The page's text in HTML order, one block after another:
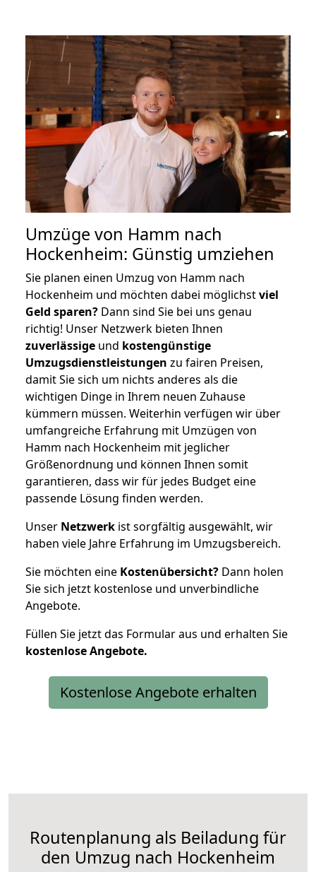
Umzüge von Hamm nach
Hockenheim: Günstig umziehen
Sie planen einen Umzug von Hamm nach
Hockenheim und möchten dabei möglichstviel
Geld sparen? Dann sind Sie bei uns genau
richtig! Unser Netzwerk bieten Ihnen
zuverlässige und kostengünstige
Umzugsdienstleistungen zu fairen Preisen,
damit Sie sich um nichts anderes als die
wichtigen Dinge in Ihrem neuen Zuhause
kümmern müssen. Weiterhin verfügen wir über
umfangreiche Erfahrung mit Umzügen von
Hamm nach Hockenheim mit jeglicher
Größenordnung und können Ihnen somit
garantieren, dass wir für jedes Budget eine
passende Lösung finden werden.
Unser Netzwerk ist sorgfältig ausgewählt, wir
haben viele Jahre Erfahrung im Umzugsbereich.
Sie möchten eine Kostenübersicht? Dann holen
Sie sich jetzt kostenlose und unverbindliche
Angebote.
Füllen Sie jetzt das Formular aus und erhalten Sie
kostenloseAngebote.
Kostenlose Angebote erhalten
Routenplanung als Beiladung für
den Umzug nach Hockenheim